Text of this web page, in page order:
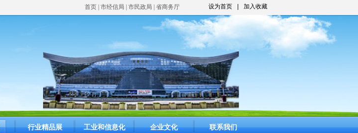
设为首页 加入收藏
首页 | 市经信局 | 市民政局 | 省商务厅
行业精品展 工业和信息化 企业文化 联系我们